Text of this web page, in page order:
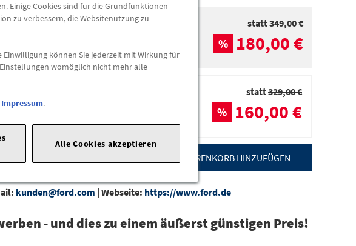
statt349,00 €
% 180,00 €
inkl.19%
andiesen Standorten
statt329,00 €
% 160,00 €
ZUM WARENKORB HINZUFÜGEN
kunden@ford.com | Webseite: https://www.ford.de
- und dies zu einem äußerst günstigen Preis!
Einige Cookies sind für die Grundfunktionen
zu verbessern, die Websitenutzung zu
können Sie jederzeit mit Wirkung für
womöglich nicht mehr alle
Impressum.
Alle Cookies akzeptieren